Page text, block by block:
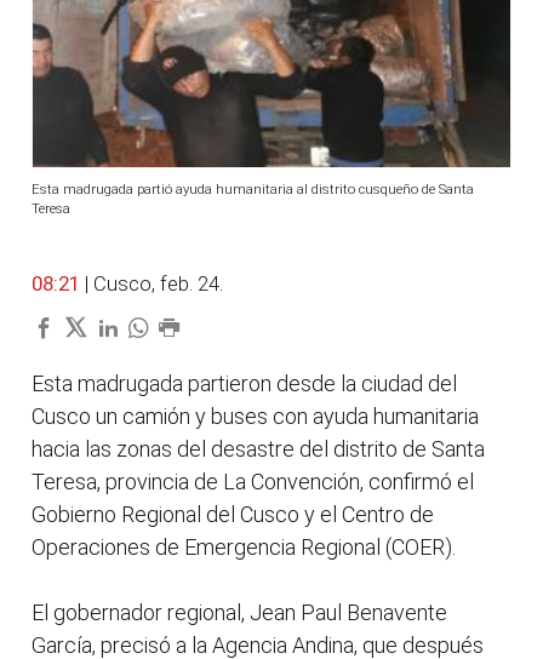
Esta madrugada partió ayuda humanitaria al distrito cusqueño de Santa
Teresa
08:21 | Cusco, feb. 24.
Esta madrugada partieron desde la ciudad del
Cusco un camión y buses con ayuda humanitaria
hacia las zonas del desastre del distrito de Santa
Teresa, provincia de La Convención, confirmó el
Gobierno Regional del Cusco y el Centro de
Operaciones de Emergencia Regional (COER).
El gobernador regional, Jean Paul Benavente
García, precisó a la Agencia Andina, que después